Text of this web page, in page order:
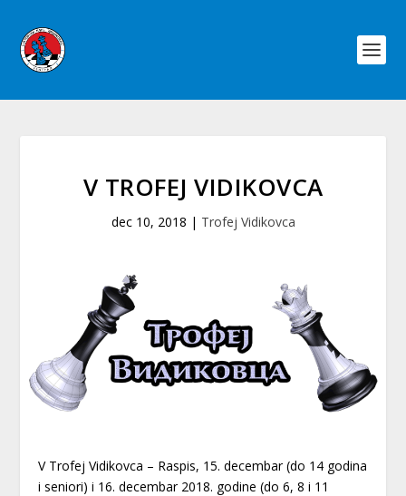
V TROFEJ VIDIKOVCA
dec 10, 2018 | Trofej Vidikovca
V Trofej Vidikovca – Raspis, 15. decembar (do 14 godina
i seniori) i 16. decembar 2018. godine (do 6, 8 i 11